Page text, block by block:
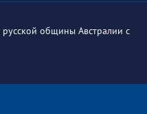
общины Австралии с